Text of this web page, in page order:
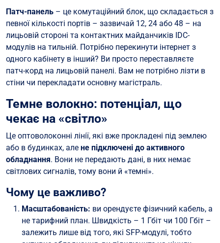
Патч-панель – це комутаційний блок, що складається з
певної кількості портів – зазвичай 12, 24 або 48 – на
лицьовій стороні та контактних майданчиків IDC-
модулів на тильній. Потрібно перекинути інтернет з
одного кабінету в інший? Ви просто переставляєте
патч-корд на лицьовій панелі. Вам не потрібно лізти в
стіни чи перекладати основну магістраль.
Темне волокно: потенціал, що
чекає на «світло»
Це оптоволоконні лінії, які вже прокладені під землею
або в будинках, але не підключені до активного
обладнання. Вони не передають дані, в них немає
світлових сигналів, тому вони й «темні».
Чому це важливо?
Масштабованість: ви орендуєте фізичний кабель, а
не тарифний план. Швидкість – 1 Гбіт чи 100 Гбіт –
залежить лише від того, які SFP-модулі, тобто